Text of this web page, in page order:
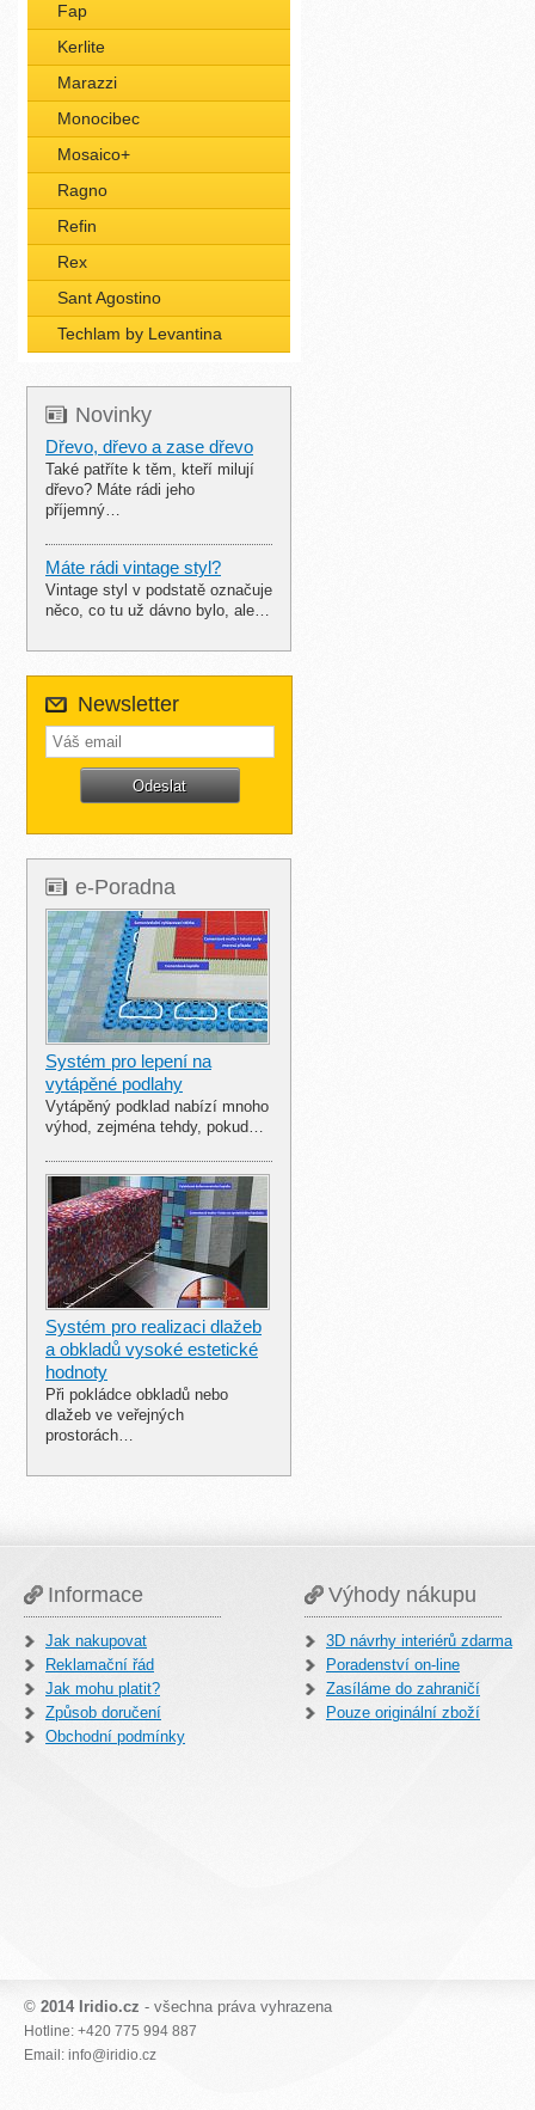
Fap
Kerlite
Marazzi
Monocibec
Mosaico+
Ragno
Refin
Rex
Sant Agostino
Techlam by Levantina
Novinky
Dřevo, dřevo a zase dřevo
Také patříte k těm, kteří milují
dřevo? Máte rádi jeho
příjemný…
Máte rádi vintage styl?
Vintage styl v podstatě označuje
něco, co tu už dávno bylo, ale…
Newsletter
e-Poradna
Systém pro lepení na
vytápěné podlahy
Vytápěný podklad nabízí mnoho
výhod, zejména tehdy, pokud…
Systém pro realizaci dlažeb
a obkladů vysoké estetické
hodnoty
Při pokládce obkladů nebo
dlažeb ve veřejných
prostorách…
Informace
Jak nakupovat
Reklamační řád
Jak mohu platit?
Způsob doručení
Obchodní podmínky
Výhody nákupu
3D návrhy interiérů zdarma
Poradenství on-line
Zasíláme do zahraničí
Pouze originální zboží
© 2014 Iridio.cz - všechna práva vyhrazena
Hotline: +420 775 994 887
Email: info@iridio.cz